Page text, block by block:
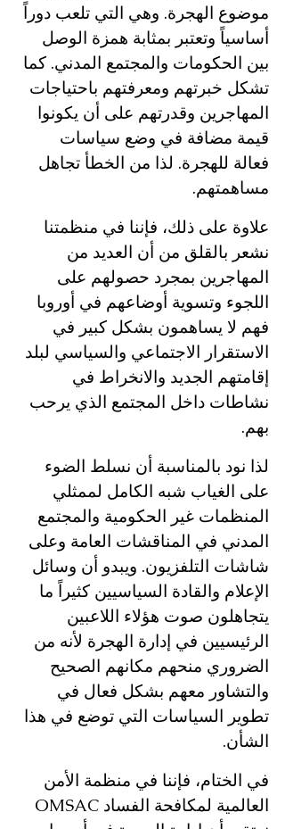
موضوع الهجرة. وهي التي تلعب دوراً
أساسياً وتعتبر بمثابة همزة الوصل
بين الحكومات والمجتمع المدني. كما
تشكل خبرتهم ومعرفتهم باحتياجات
المهاجرين وقدرتهم على أن يكونوا
قيمة مضافة في وضع سياسات
فعالة للهجرة. لذا من الخطأ تجاهل
مساهمتهم.
علاوة على ذلك، فإننا في منظمتنا
نشعر بالقلق من أن العديد من
المهاجرين بمجرد حصولهم على
اللجوء وتسوية أوضاعهم في أوروبا
فهم لا يساهمون بشكل كبير في
الاستقرار الاجتماعي والسياسي لبلد
إقامتهم الجديد والانخراط في
نشاطات داخل المجتمع الذي يرحب
بهم.
لذا نود بالمناسبة أن نسلط الضوء
على الغياب شبه الكامل لممثلي
المنظمات غير الحكومية والمجتمع
المدني في المناقشات العامة وعلى
شاشات التلفزيون. ويبدو أن وسائل
الإعلام والقادة السياسيين كثيراً ما
يتجاهلون صوت هؤلاء اللاعبين
الرئيسيين في إدارة الهجرة لأنه من
الضروري منحهم مكانهم الصحيح
والتشاور معهم بشكل فعال في
تطوير السياسات التي توضع في هذا
الشأن.
في الختام، فإننا في منظمة الأمن